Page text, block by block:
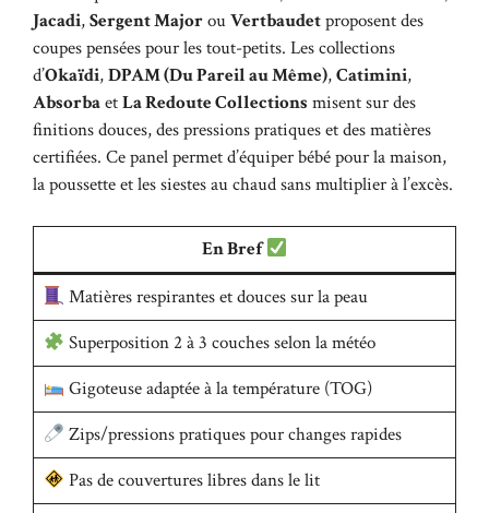
Jacadi,Sergent MajorouVertbaudetproposent des
coupes pensées pour les tout-petits. Les collections
d’Okaïdi,DPAM (Du Pareil au Même),Catimini,
AbsorbaetLa Redoute Collections misent sur des
finitions douces, des pressions pratiques et des matières
certifiées. Ce panel permet d’équiper bébé pour la maison,
la poussette et les siestes au chaud sans multiplier à l’excès.
En Bref
Matières respirantes et douces sur la peau
Superposition 2 à 3 couches selon la météo
Gigoteuse adaptée à la température (TOG)
Zips/pressions pratiques pour changes rapides
Pas de couvertures libres dans le lit